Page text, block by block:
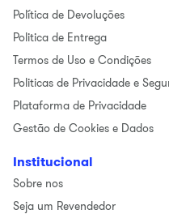
Política de Devoluções
Politica de Entrega
Termos de Uso e Condições
Politicas de Privacidade e
Plataforma de Privacidade
Gestão de Cookies e Dados
Institucional
Sobre nos
Seja um Revendedor